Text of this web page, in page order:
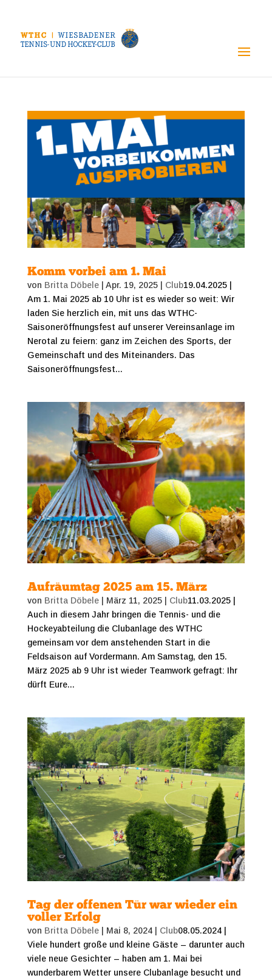
Komm vorbei am 1. Mai
von Britta Döbele| Apr. 19, 2025| Club19.04.2025 |
Am 1. Mai 2025 ab 10 Uhr ist es wieder so weit: Wir
laden Sie herzlich ein, mit uns das WTHC-
Saisoneröffnungsfest auf unserer Vereinsanlage im
Nerotal zu feiern: ganz im Zeichen des Sports, der
Gemeinschaft und des Miteinanders. Das
Saisoneröffnungsfest...
Aufräumtag 2025 am 15. März
von Britta Döbele| März 11, 2025| Club11.03.2025 |
Auch in diesem Jahr bringen die Tennis- und die
Hockeyabteilung die Clubanlage des WTHC
gemeinsam vor dem anstehenden Start in die
Feldsaison auf Vordermann. Am Samstag, den 15.
März 2025 ab 9 Uhr ist wieder Teamwork gefragt: Ihr
dürft Eure...
Tag der offenen Tür war wieder ein
voller Erfolg
von Britta Döbele| Mai 8, 2024| Club08.05.2024 |
Viele hundert große und kleine Gäste – darunter auch
viele neue Gesichter – haben am 1. Mai bei
wunderbarem Wetter unsere Clubanlage besucht und